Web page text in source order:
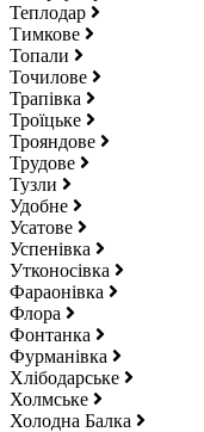
Теплодар
Тимкове
Топали
Точилове
Трапівка
Троїцьке
Трояндове
Трудове
Тузли
Удобне
Усатове
Успенівка
Утконосівка
Фараонівка
Флора
Фонтанка
Фурманівка
Хлібодарське
Холмське
Холодна Балка